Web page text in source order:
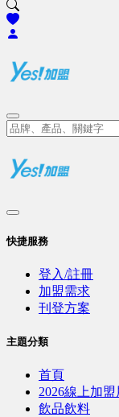
快捷服務
登入/註冊
加盟需求
刊登方案
主題分類
首頁
2026線上加盟
飲品飲料